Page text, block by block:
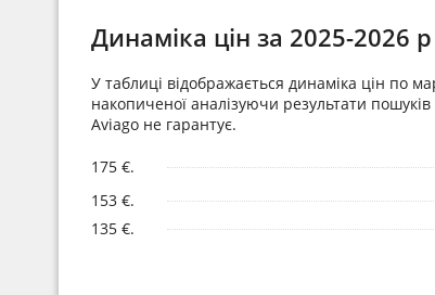
Динаміка цін за 2025-2026
У таблиці відображається динаміка цін по
накопиченої аналізуючи результати
Aviago не гарантує.
175 €.
153 €.
135 €.